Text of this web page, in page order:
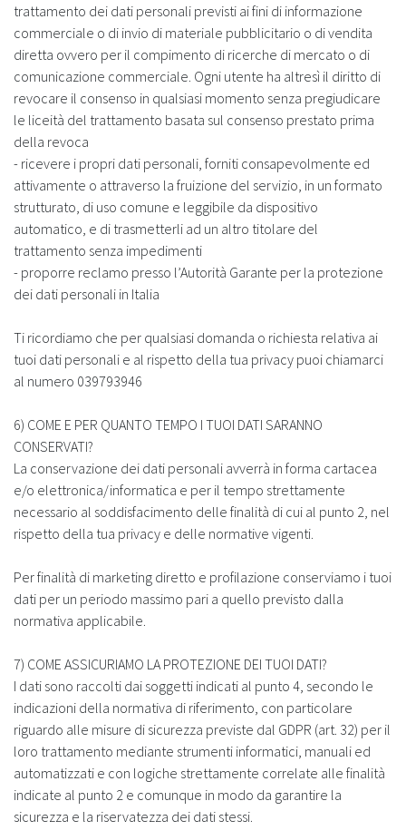
trattamento dei dati personali previsti ai fini di informazione
commerciale o di invio di materiale pubblicitario o di vendita
diretta ovvero per il compimento di ricerche di mercato o di
comunicazione commerciale. Ogni utente ha altresì il diritto di
revocare il consenso in qualsiasi momento senza pregiudicare
le liceità del trattamento basata sul consenso prestato prima
della revoca
- ricevere i propri dati personali, forniti consapevolmente ed
attivamente o attraverso la fruizione del servizio, in un formato
strutturato, di uso comune e leggibile da dispositivo
automatico, e di trasmetterli ad un altro titolare del
trattamento senza impedimenti
- proporre reclamo presso l’Autorità Garante per la protezione
dei dati personali in Italia
Ti ricordiamo che per qualsiasi domanda o richiesta relativa ai
tuoi dati personali e al rispetto della tua privacy puoi chiamarci
al numero 039793946
6) COME E PER QUANTO TEMPO I TUOI DATI SARANNO
CONSERVATI?
La conservazione dei dati personali avverrà in forma cartacea
e/o elettronica/informatica e per il tempo strettamente
necessario al soddisfacimento delle finalità di cui al punto 2, nel
rispetto della tua privacy e delle normative vigenti.
Per finalità di marketing diretto e profilazione conserviamo i tuoi
dati per un periodo massimo pari a quello previsto dalla
normativa applicabile.
7) COME ASSICURIAMO LA PROTEZIONE DEI TUOI DATI?
I dati sono raccolti dai soggetti indicati al punto 4, secondo le
indicazioni della normativa di riferimento, con particolare
riguardo alle misure di sicurezza previste dal GDPR (art. 32) per il
loro trattamento mediante strumenti informatici, manuali ed
automatizzati e con logiche strettamente correlate alle finalità
indicate al punto 2 e comunque in modo da garantire la
sicurezza e la riservatezza dei dati stessi.